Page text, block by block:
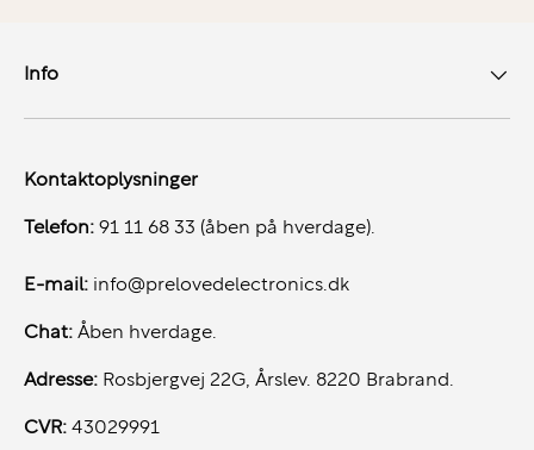
Info
Kontaktoplysninger
Telefon: 91 11 68 33 (åben på hverdage).
E-mail: info@prelovedelectronics.dk
Chat: Åben hverdage.
Adresse: Rosbjergvej 22G, Årslev. 8220 Brabrand.
CVR: 43029991